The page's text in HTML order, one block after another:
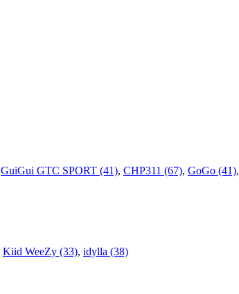
GuiGui GTC SPORT (41), CHP311 (67), GoGo (41),
Kiid WeeZy (33), idylla (38)